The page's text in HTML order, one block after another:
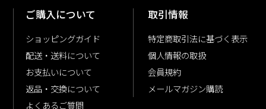
ご購入について
ショッピングガイド
配送・送料について
お支払いについて
返品・交換について
よくあるご質問
取引情報
特定商取引法に基づく表示
個人情報の取扱
会員規約
メールマガジン購読